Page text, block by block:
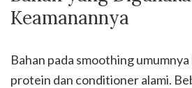
Keamanannya
Bahan pada smoothing
protein dan conditioner alami.